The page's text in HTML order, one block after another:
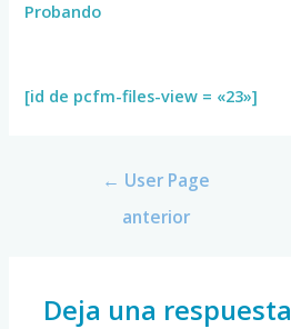
Probando
[id de pcfm-files-view = «23»]
← User Page
anterior
Deja una respuesta